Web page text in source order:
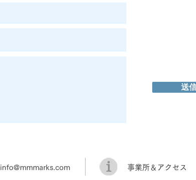
送
info@mmmarks.com ​事業所＆アクセス